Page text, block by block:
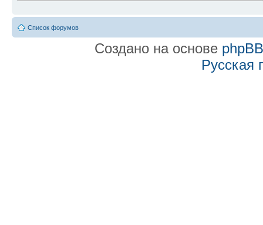
Список форумов
Создано на основе phpBB
Русская